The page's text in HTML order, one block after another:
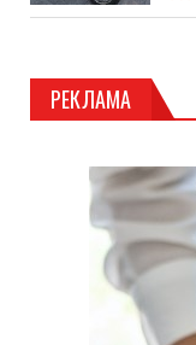
РЕКЛАМА